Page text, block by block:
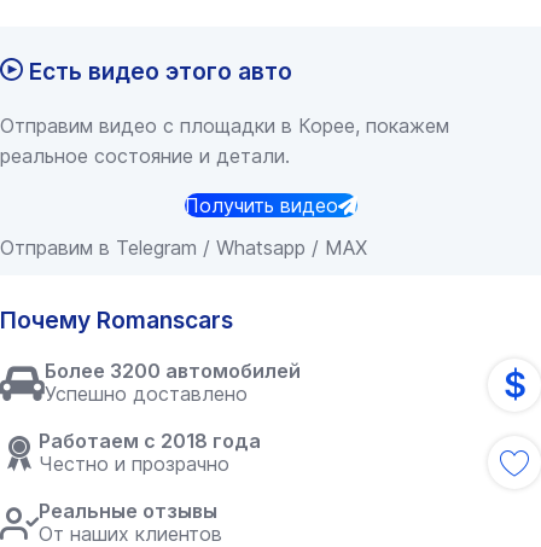
Есть видео этого авто
Отправим видео с площадки в Корее, покажем
реальное состояние и детали.
Получить видео
Отправим в Telegram / Whatsapp / MAX
Почему Romanscars
Более 3200 автомобилей
Успешно доставлено
Работаем с 2018 года
Честно и прозрачно
Реальные отзывы
От наших клиентов
$